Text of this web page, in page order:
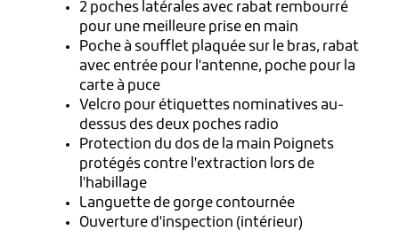
2 poches latérales avec rabat rembourré
pour une meilleure prise en main
Poche à soufflet plaquée sur le bras, rabat
avec entrée pour l'antenne, poche pour la
carte à puce
Velcro pour étiquettes nominatives au-
dessus des deux poches radio
Protection du dos de la main Poignets
protégés contre l'extraction lors de
l'habillage
Languette de gorge contournée
Ouverture d'inspection (intérieur)